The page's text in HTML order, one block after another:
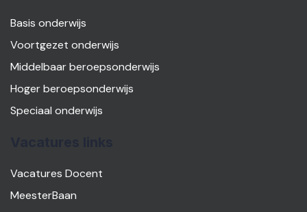
Basis onderwijs
Voortgezet onderwijs
Middelbaar beroepsonderwijs
Hoger beroepsonderwijs
Speciaal onderwijs
Vacatures Docent
MeesterBaan